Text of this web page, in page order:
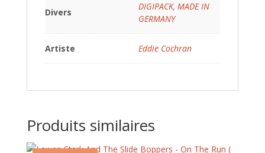
Divers
DIGIPACK, MADE IN
GERMANY
Artiste Eddie Cochran
Produits similaires